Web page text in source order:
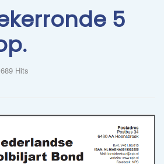
5
689 Hits